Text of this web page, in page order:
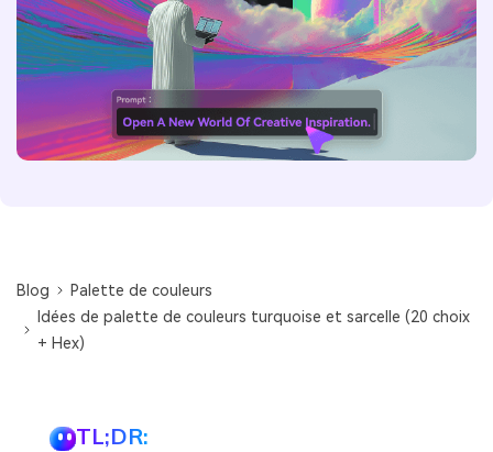
Blog
Palette de couleurs
Idées de palette de couleurs turquoise et sarcelle (20 choix
+ Hex)
TL;DR: